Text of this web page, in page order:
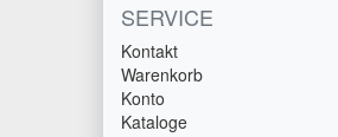
SERVICE
Kontakt
Warenkorb
Konto
Kataloge